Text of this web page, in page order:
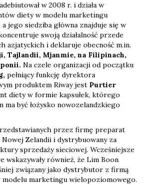
w 2008 r. i działa w
diety w modelu marketingu
jego siedziba główna znajduje się w
swoją działalność przede
azjatyckich i deklaruje obecność m.in.
Tajlandii, Mjanmie, na Filipinach,
Na czele organizacji od początku
pełniący funkcję dyrektora
produktem Riway jest Purtier
diety w formie kapsułek, którego
ma być łożysko nowozelandzkiego
przez firmę preparat
Zelandii i dystrybuowany za
sprzedaży sieciowej. Wcześniejsze
wskazywały również, że Lim Boon
związany jako dystrybutor z firmą
modelu marketingu wielopoziomowego.